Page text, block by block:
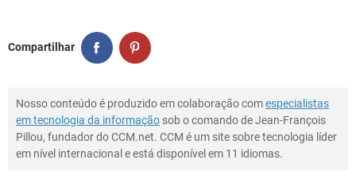
Compartilhar
Nosso conteúdo é produzido em colaboração comespecialistas
em tecnologia da informação sob o comando de Jean-François
Pillou, fundador do CCM.net. CCM é um site sobre tecnologia líder
em nível internacional e está disponível em 11 idiomas.